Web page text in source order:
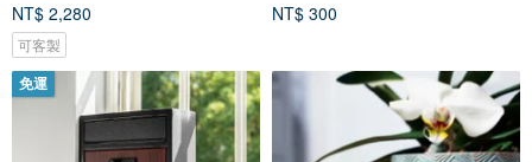
NT$ 2,280
可客製
NT$ 300
免運